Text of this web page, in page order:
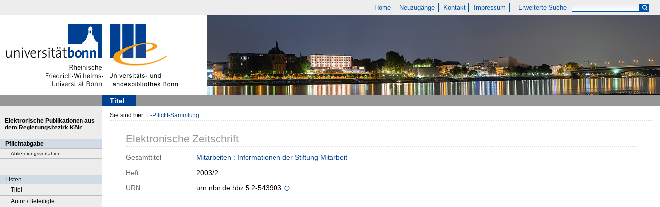
Home Neuzugänge Kontakt Impressum Erweiterte Suche
Titel
Elektronische Publikationen aus
dem Regierungsbezirk Köln
Pflichtabgabe
Ablieferungsverfahren
Listen
Titel
Autor / Beteiligte
Sie sind hier: E-Pflicht-Sammlung
Elektronische Zeitschrift
Gesamttitel
Mitarbeiten : Informationen der Stiftung Mitarbeit
Heft
2003/2
URN
urn:nbn:de:hbz:5:2-543903